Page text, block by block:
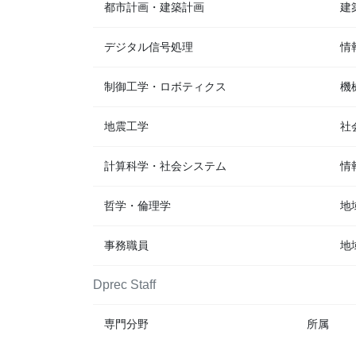
Dprec Staff
都市計画・建築計画 建
デジタル信号処理 情
制御工学・ロボティクス 機
地震工学 社
計算科学・社会システム 情
哲学・倫理学 地
事務職員 地
専門分野 所属